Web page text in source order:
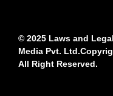
© 2025 Laws and
Media Pvt.
All Right Reserved.